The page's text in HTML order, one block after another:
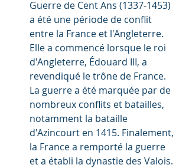
Guerre de Cent Ans (1337-1453)
a été une période de conflit
entre la France et l'Angleterre.
Elle a commencé lorsque le roi
d'Angleterre, Édouard III, a
revendiqué le trône de France.
La guerre a été marquée par de
nombreux conflits et batailles,
notamment la bataille
d'Azincourt en 1415. Finalement,
la France a remporté la guerre
et a établi la dynastie des Valois.